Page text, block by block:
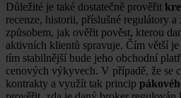
Důležité je také dostatečně prověřit
recenze, historii, příslušné regulátory
způsobem, jak ověřit pověst, kterou
aktivních klientů spravuje. Čím větší
tím stabilnější bude jeho obchodní
cenových výkyvech. V případě, že se
kontrakty a využít tak princip